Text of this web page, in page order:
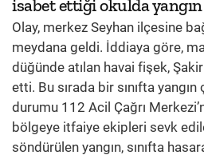
isabet ettiği okulda yangın
Olay, merkez Seyhan ilçesine
meydana geldi. İddiaya göre,
düğünde atılan havai fişek,
etti. Bu sırada bir sınıfta yangın
durumu 112 Acil Çağrı
bölgeye itfaiye ekipleri sevk
söndürülen yangın, sınıfta